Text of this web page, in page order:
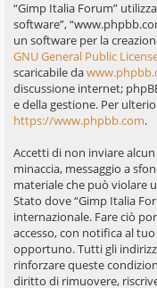
“Gimp Italia Forum”
software”,
un software per la
GNU General Public
scaricabile da
discussione internet;
e della gestione. Per
https://www.phpbb.com.
Accetti di non inviare
minaccia, messaggio a
materiale che può violare
Stato dove “Gimp Italia
internazionale. Fare ciò
accesso, con notifica al
opportuno. Tutti gli
rinforzare queste
diritto di rimuovere,